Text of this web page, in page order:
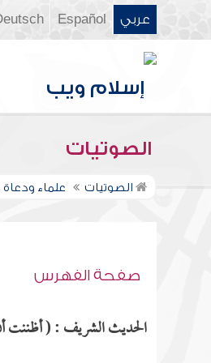
عربي Español
الصوتيات
الصوتيات علماء ودعاة
صفحة الفهرس
الحديث الشريف : ( أظننت